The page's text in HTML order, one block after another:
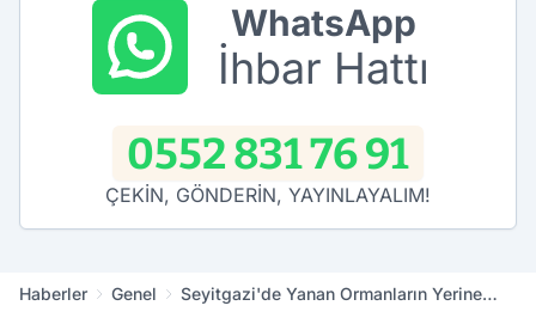
WhatsApp
İhbar Hattı
0552 831 76 91
ÇEKİN, GÖNDERİN, YAYINLAYALIM!
Haberler Genel
Seyitgazi'de Yanan Ormanların Yerine